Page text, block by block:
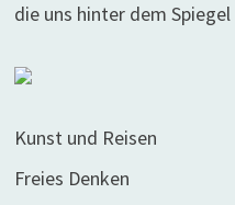
die uns hinter dem
Kunst und Reisen
Freies Denken